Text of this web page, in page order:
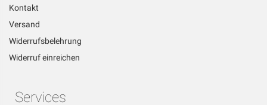
Kontakt
Versand
Widerrufsbelehrung
Widerruf einreichen
Services